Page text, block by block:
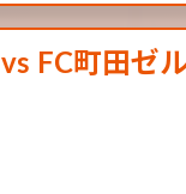
vs FC町田ゼ